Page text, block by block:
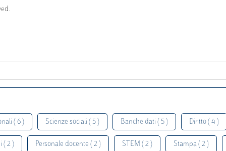
( 6 ) Scienze sociali ( 5 ) Banche dati ( 5 ) Diritto ( 4 )
( 2 ) Personale docente ( 2 ) STEM ( 2 ) Stampa ( 2 )